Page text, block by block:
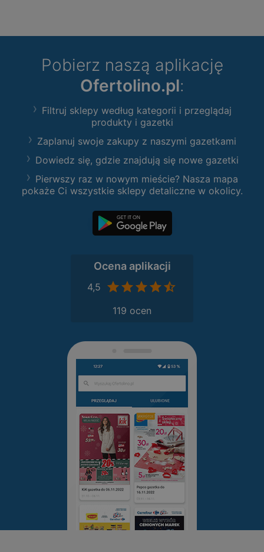
Pobierz naszą aplikację
Ofertolino.pl:
Filtruj sklepy według kategorii i przeglądaj
produkty i gazetki
Zaplanuj swoje zakupy z naszymi gazetkami
Dowiedz się, gdzie znajdują się nowe gazetki
Pierwszy raz w nowym mieście? Nasza mapa
pokaże Ci wszystkie sklepy detaliczne w okolicy.
Ocena aplikacji
4,5
119 ocen